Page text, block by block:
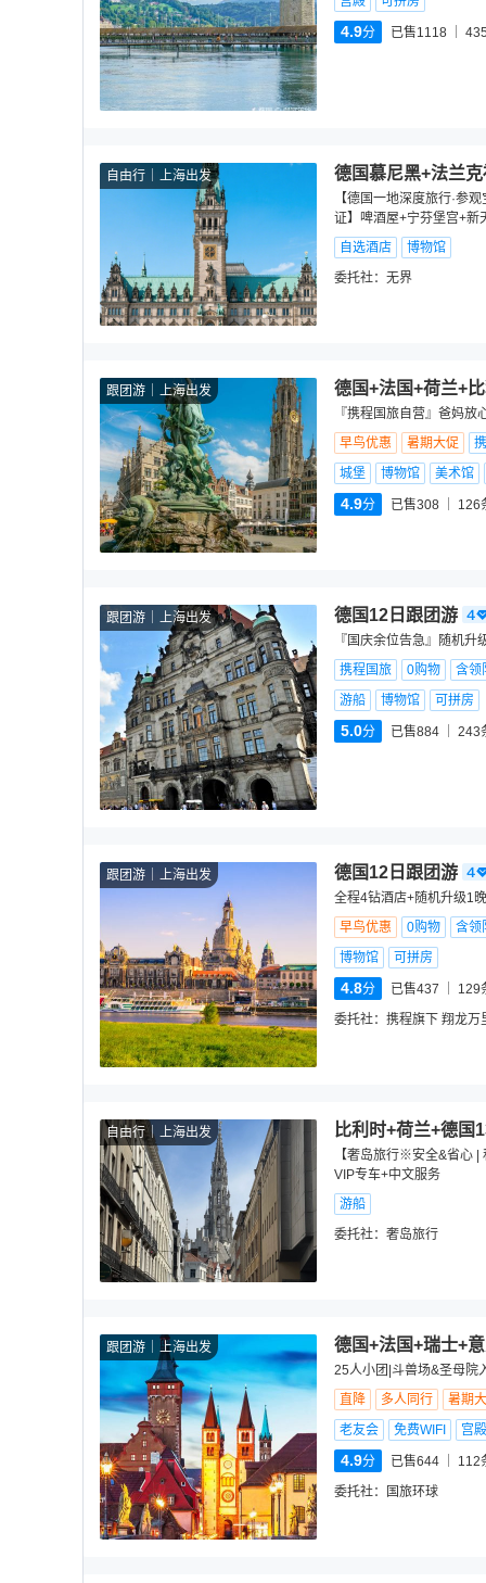
4.9分 已售1118
自由行 上海出发 德国慕尼黑+法兰
【德国一地深度旅行·参
证】啤酒屋+宁芬堡宫+新
自选酒店
博物馆
委托社： 无界
跟团游 上海出发 德国+法国+荷兰+
『携程国旅自营』爸妈
早鸟优惠
暑期大促
城堡
博物馆 美术馆
4.9分 已售308 126
跟团游 上海出发 德国12日跟团游
『国庆余位告急』随机
携程国旅
0购物
含领
游船
博物馆 可拼房
5.0分 已售884 243
跟团游 上海出发 德国12日跟团游
全程4钻酒店+随机升级1
早鸟优惠
0购物
含领
博物馆
可拼房
4.8分 已售437 129
委托社： 携程旗下 翔龙万
自由行 上海出发 比利时+荷兰+德国
【奢岛旅行※安全&省心
VIP专车+中文服务
游船
委托社： 奢岛旅行
跟团游 上海出发 德国+法国+瑞士+
25人小团|斗兽场&圣母院
直降
多人同行
暑期
老友会
免费WIFI 宫殿
4.9分 已售644 112
委托社：
国旅环球